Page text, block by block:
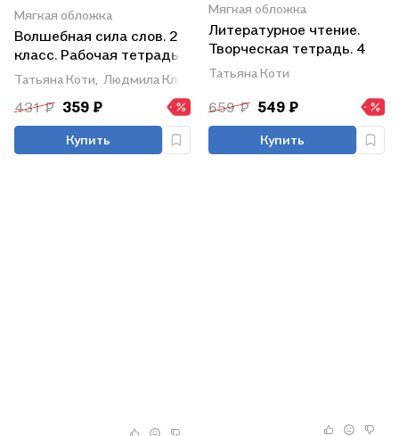
Мягкая обложка
Волшебная сила слов. 2
класс. Рабочая тетрадь
по развитию речи.
Учебное пособие для
общеобразовательных
организаций
Татьяна Коти, Людмила Климанова, Андрей Абрамов
431 ₽ 359 ₽
Купить
Мягкая обложка
Литературное чтение.
Творческая тетрадь. 4
класс
Татьяна Коти
659 ₽ 549 ₽
Купить